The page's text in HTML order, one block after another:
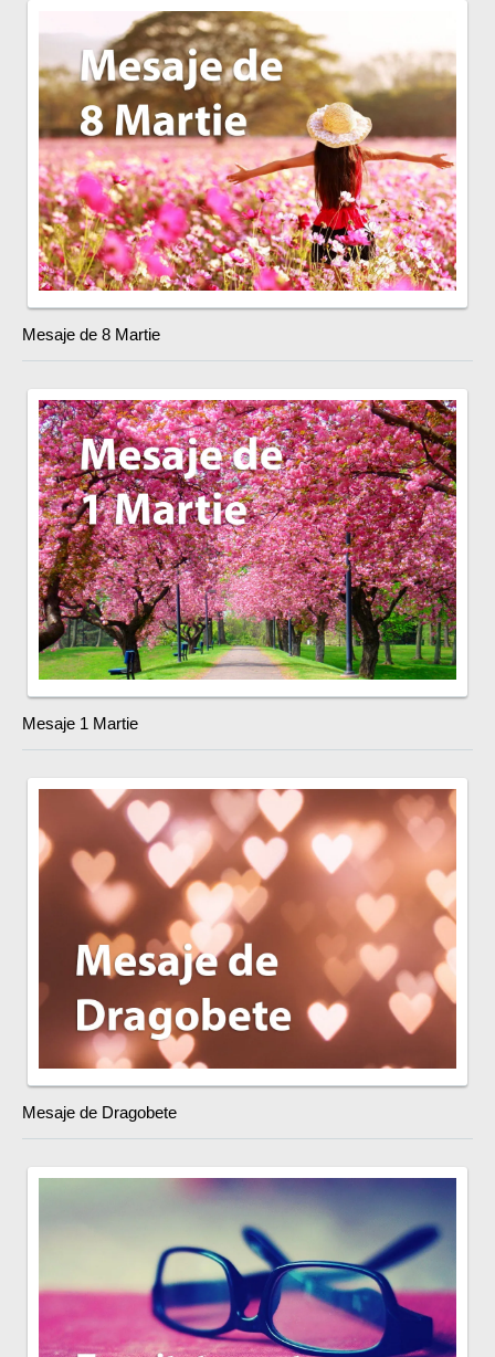
Mesaje de 8 Martie
Mesaje 1 Martie
Mesaje de Dragobete